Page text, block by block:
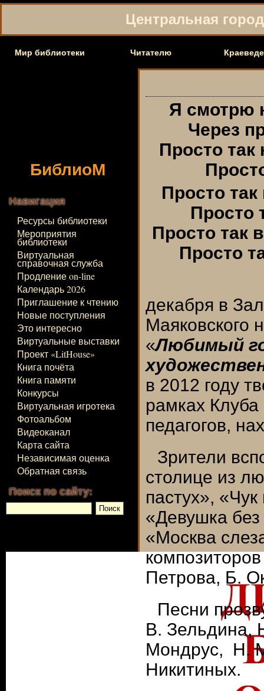
Центральная
Мир библиотеки Читателю
БиблиоМ
Навигация
Ресурсы библиотеки
Мероприятия
библиотеки
Виртуальная
справочная служба
Продление on-line
Календарь 2026
Приглашение к чтению
Новые поступления
Это интересно
Виртуальные выставки
Проект «LitHouse»
Книга почёта
Книга памяти
Конкурсы
Виртуальная игротека
Фотоальбом
Видеоканал
Карта сайта
Независимая оценка
Обратная связь
Поиск по сайту:
Я смотрю
Через
Просто так
Просто
Просто
Просто так
Просто
декабря в
Маяковского
«Любимый
в 2012 году
рамках Клуба
педагогов,
Зрители
столице из
пастух»,
«Девушка
«Москва
Петрова, Б.
Песни
В. Зельдина,
Мондрус, Н.
Никитиных.